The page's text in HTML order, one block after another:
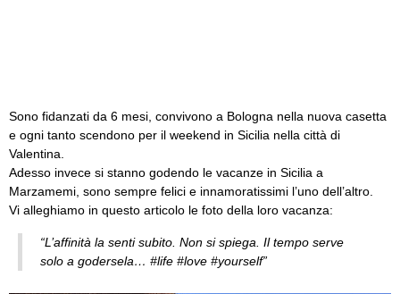
Sono fidanzati da 6 mesi, convivono a Bologna nella nuova casetta
e ogni tanto scendono per il weekend in Sicilia nella città di
Valentina.
Adesso invece si stanno godendo le vacanze in Sicilia a
Marzamemi, sono sempre felici e innamoratissimi l’uno dell’altro.
Vi alleghiamo in questo articolo le foto della loro vacanza:
“L’affinità la senti subito. Non si spiega. Il tempo serve
solo a godersela… ‪#‎life‬ ‪#‎love‬ ‪#‎yourself‬”